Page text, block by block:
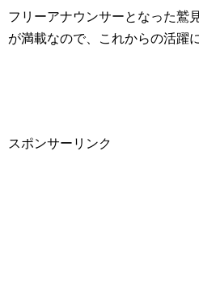
フリーアナウンサーとなった鷲
が満載なので、これからの活躍
スポンサーリンク